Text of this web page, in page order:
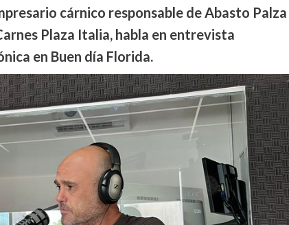
cárnico responsable de Abasto Palza
Plaza Italia, habla en entrevista
en Buen día Florida.